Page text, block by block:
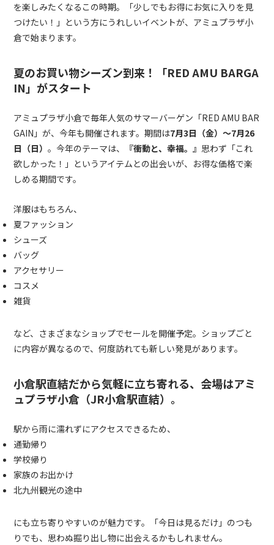
を楽しみたくなるこの時期。「少しでもお得にお気に入りを見
つけたい！」という方にうれしいイベントが、アミュプラザ小
倉で始まります。
夏のお買い物シーズン到来！「RED AMU BARGA
IN」がスタート
アミュプラザ小倉で毎年人気のサマーバーゲン「RED AMU BAR
GAIN」が、今年も開催されます。期間は7月3日（金）〜7月26
日（日）。今年のテーマは、 『衝動と、幸福。』 思わず「これ
欲しかった！」というアイテムとの出会いが、お得な価格で楽
しめる期間です。
洋服はもちろん、
夏ファッション
シューズ
バッグ
アクセサリー
コスメ
雑貨
など、さまざまなショップでセールを開催予定。ショップごと
に内容が異なるので、何度訪れても新しい発見があります。
小倉駅直結だから気軽に立ち寄れる、 会場はアミ
ュプラザ小倉（JR小倉駅直結）。
駅から雨に濡れずにアクセスできるため、
通勤帰り
学校帰り
家族のお出かけ
北九州観光の途中
にも立ち寄りやすいのが魅力です。「今日は見るだけ」のつも
りでも、思わぬ掘り出し物に出会えるかもしれません。